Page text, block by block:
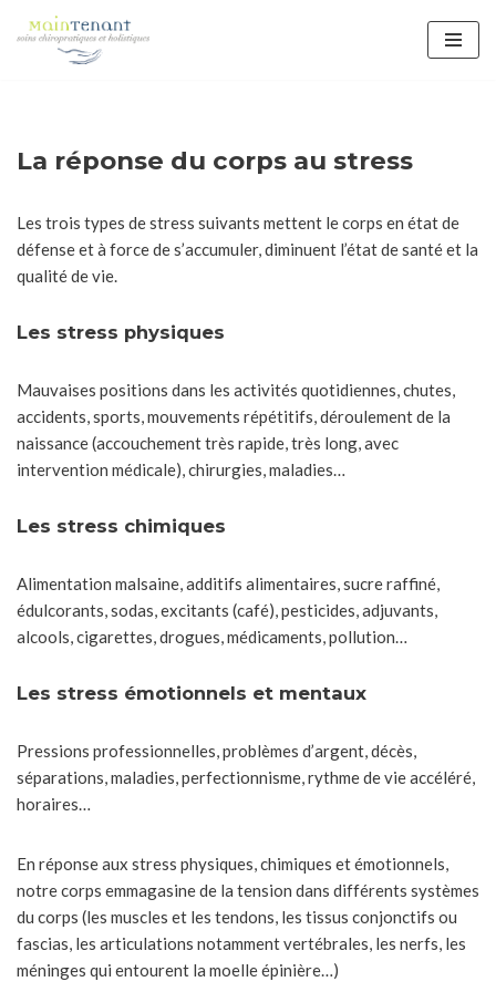
La réponse du corps au stress
Les trois types de stress suivants mettent le corps en état de
défense et à force de s’accumuler, diminuent l’état de santé et la
qualité de vie.
Les stress physiques
Mauvaises positions dans les activités quotidiennes, chutes,
accidents, sports, mouvements répétitifs, déroulement de la
naissance (accouchement très rapide, très long, avec
intervention médicale), chirurgies, maladies…
Les stress chimiques
Alimentation malsaine, additifs alimentaires, sucre raffiné,
édulcorants, sodas, excitants (café), pesticides, adjuvants,
alcools, cigarettes, drogues, médicaments, pollution…
Les stress émotionnels et mentaux
Pressions professionnelles, problèmes d’argent, décès,
séparations, maladies, perfectionnisme, rythme de vie accéléré,
horaires…
En réponse aux stress physiques, chimiques et émotionnels,
notre corps emmagasine de la tension dans différents systèmes
du corps (les muscles et les tendons, les tissus conjonctifs ou
fascias, les articulations notamment vertébrales, les nerfs, les
méninges qui entourent la moelle épinière…)